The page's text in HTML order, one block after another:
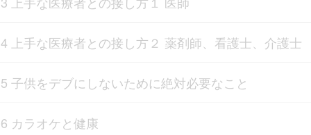
上手な医療者との接し方２ 薬剤師、看護士、介護士
子供をデブにしないために絶対必要なこと
カラオケと健康